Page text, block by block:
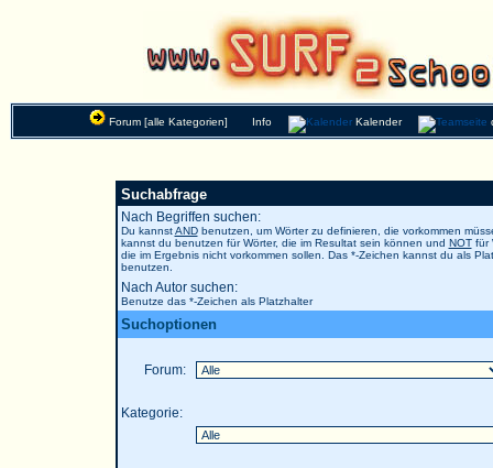
Forum [alle Kategorien] Info Kalender
Suchabfrage
Nach Begriffen suchen:
Du kannstANDbenutzen, um Wörter zu definieren, die vorkommen
kannst du benutzen für Wörter, die im Resultat sein können und NOTfür
die im Ergebnis nicht vorkommen sollen. Das *-Zeichen kannst du als
benutzen.
Nach Autor suchen:
Benutze das *-Zeichen als Platzhalter
Suchoptionen
Forum:
Kategorie: